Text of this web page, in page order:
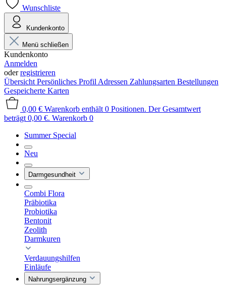
Wunschliste
Kundenkonto
Menü schließen
Kundenkonto
Anmelden
oderregistrieren
Übersicht Persönliches Profil Adressen Zahlungsarten Bestellungen
Gespeicherte Karten
0,00 € Warenkorb enthält 0 Positionen. Der Gesamtwert
beträgt 0,00 €. Warenkorb 0
Summer Special
Neu
Darmgesundheit
Combi Flora
Präbiotika
Probiotika
Bentonit
Zeolith
Darmkuren
Verdauungshilfen
Einläufe
Nahrungsergänzung